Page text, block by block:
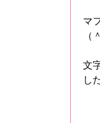
マ
（
文
し